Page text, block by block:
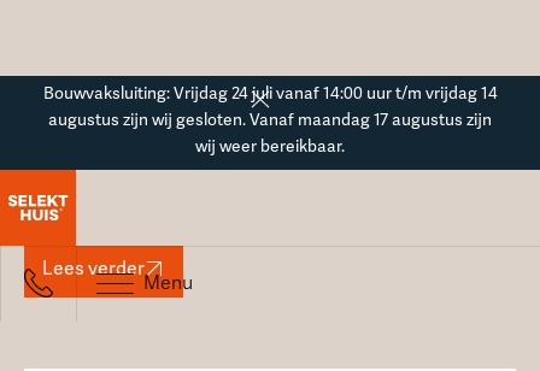
Bouwvaksluiting: Vrijdag 24 juli vanaf 14:00 uur t/m vrijdag 14
augustus zijn wij gesloten. Vanaf maandag 17 augustus zijn
wij weer bereikbaar.
Menu
Herenhuis in Amersfoort
Lees verder